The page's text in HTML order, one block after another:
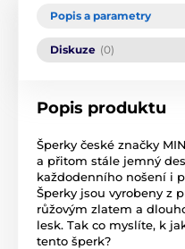
Popis a parametry
Diskuze (0)
Popis produktu
Šperky české značky
a přitom stále jemný
každodenního nošení i
Šperky jsou vyrobeny z
růžovým zlatem a
lesk. Tak co myslíte, k
tento šperk?